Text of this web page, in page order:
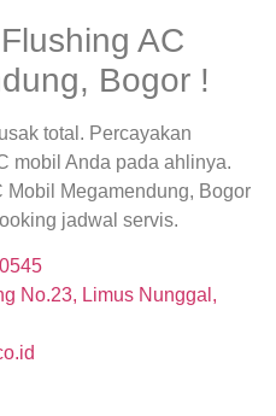
AC
Bogor !
total. Percayakan
mobil Anda pada ahlinya.
Megamendung, Bogor
jadwal servis.
No.23, Limus Nunggal,